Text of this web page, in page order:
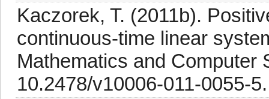
Kaczorek, T. (2011b).
continuous-time linear
Mathematics and Computer
10.2478/v10006-011-0055-5.